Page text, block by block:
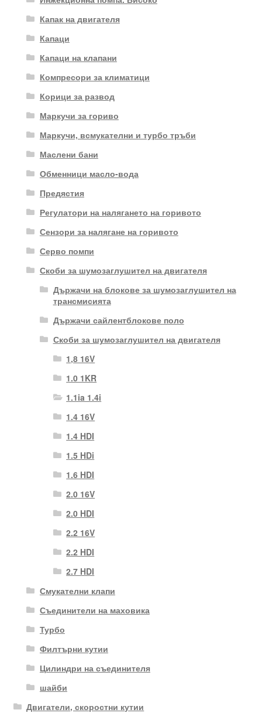
Капак на двигателя
Капаци
Капаци на клапани
Компресори за климатици
Корици за развод
Маркучи за гориво
Маркучи, всмукателни и турбо тръби
Маслени бани
Обменници масло-вода
Предястия
Регулатори на налягането на горивото
Сензори за налягане на горивото
Серво помпи
Скоби за шумозаглушител на двигателя
Държачи на блокове за шумозаглушител на
трансмисията
Държачи сайлентблокове поло
Скоби за шумозаглушител на двигателя
1,8 16V
1.0 1KR
1.1ia 1.4i
1.4 16V
1.4 HDI
1.5 HDi
1.6 HDI
2.0 16V
2.0 HDI
2.2 16V
2.2 HDI
2.7 HDI
Смукателни клапи
Съединители на маховика
Турбо
Филтърни кутии
Цилиндри на съединителя
шайби
Двигатели, скоростни кутии